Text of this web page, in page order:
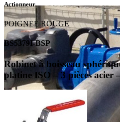
Actionneur
POIGNEE ROUGE
BS5379I-BSP
Robinet à boisseau
platine ISO – 3 pièces acier